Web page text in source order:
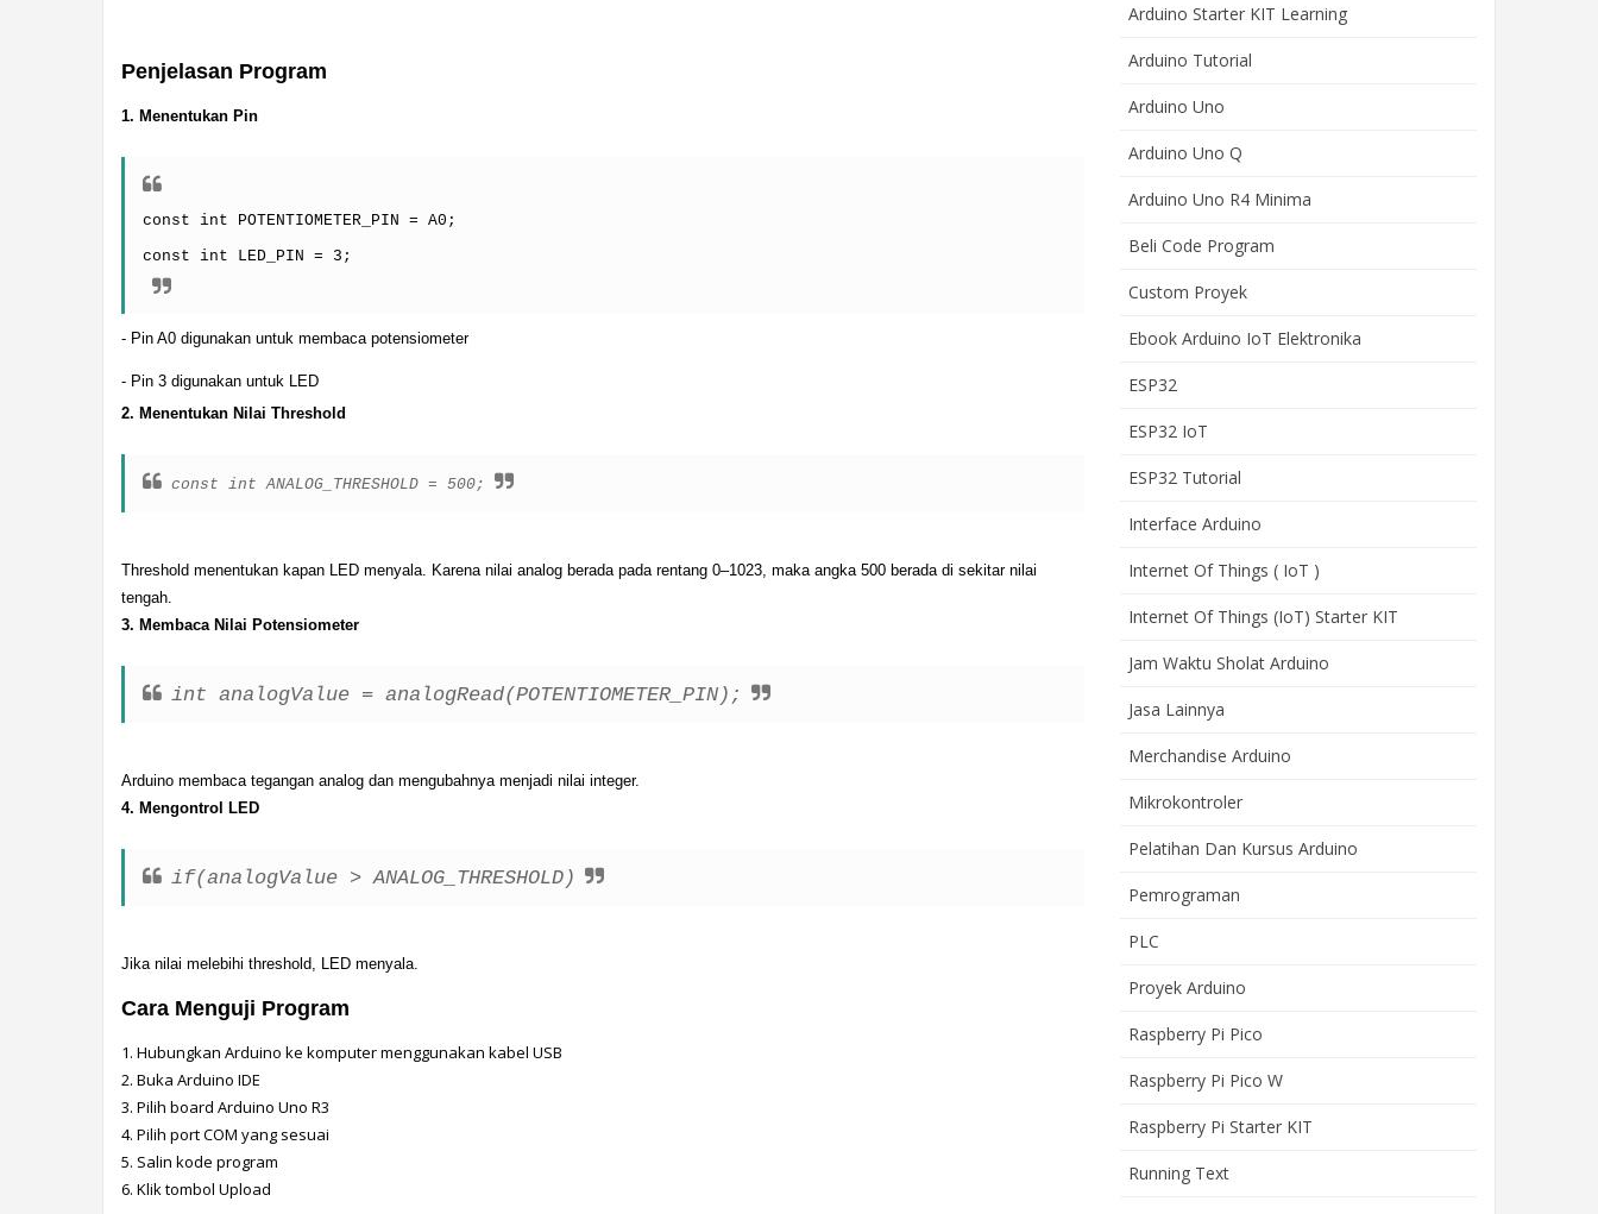
Penjelasan Program
1. Menentukan Pin
const int POTENTIOMETER_PIN = A0;
const int LED_PIN = 3;
- Pin A0 digunakan untuk membaca potensiometer
- Pin 3 digunakan untuk LED
2. Menentukan Nilai Threshold
const int ANALOG_THRESHOLD = 500;
Threshold menentukan kapan LED menyala. Karena nilai analog berada pada rentang 0–1023, maka angka 500 berada di sekitar nilai
tengah.
3. Membaca Nilai Potensiometer
int analogValue = analogRead(POTENTIOMETER_PIN);
Arduino membaca tegangan analog dan mengubahnya menjadi nilai integer.
4. Mengontrol LED
if(analogValue > ANALOG_THRESHOLD)
Jika nilai melebihi threshold, LED menyala.
Cara Menguji Program
1. Hubungkan Arduino ke komputer menggunakan kabel USB
2. Buka Arduino IDE
3. Pilih board Arduino Uno R3
4. Pilih port COM yang sesuai
5. Salin kode program
6. Klik tombol Upload
Arduino Starter KIT Learning
Arduino Tutorial
Arduino Uno
Arduino Uno Q
Arduino Uno R4 Minima
Beli Code Program
Custom Proyek
Ebook Arduino IoT Elektronika
ESP32
ESP32 IoT
ESP32 Tutorial
Interface Arduino
Internet Of Things ( IoT )
Internet Of Things (IoT) Starter KIT
Jam Waktu Sholat Arduino
Jasa Lainnya
Merchandise Arduino
Mikrokontroler
Pelatihan Dan Kursus Arduino
Pemrograman
PLC
Proyek Arduino
Raspberry Pi Pico
Raspberry Pi Pico W
Raspberry Pi Starter KIT
Running Text